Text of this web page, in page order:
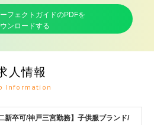
フェクトガイドのPDFを
ンロードする
人情報
Information
新卒可/神戸三宮勤務】子供服ブランド/